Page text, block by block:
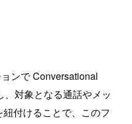
ンで Conversational
対象となる通話やメッ
付けることで、このフ